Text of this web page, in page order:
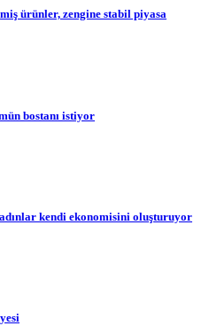
ürünler, zengine stabil piyasa
bostanı istiyor
kendi ekonomisini oluşturuyor